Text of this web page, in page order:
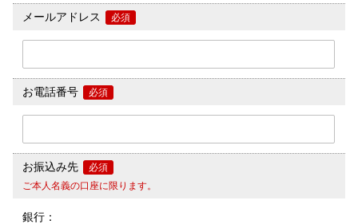
メールアドレス 必須
お電話番号 必須
お振込み先
必須
ご本人名義の口座に限ります。
銀行：